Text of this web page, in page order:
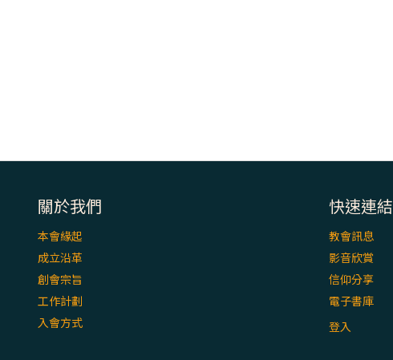
關於我們
本會緣起
成立沿革
創會宗旨
工作計劃
入會方式
快速連結
教會訊息
影音欣賞
信仰分享
電子書庫
登入